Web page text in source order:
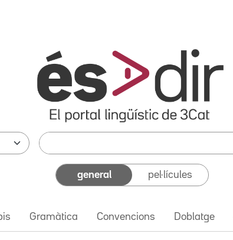
general pel·lícules
Gramàtica Convencions Doblatge